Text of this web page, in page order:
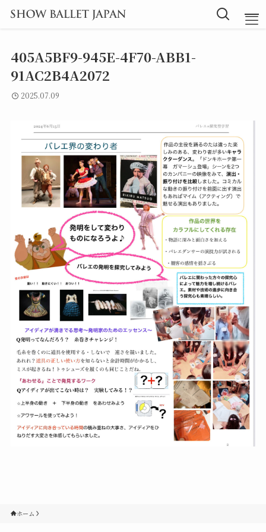
TOP
Instructor
Lesson
探究型バレエ
Contact
Q&A
Gallery
405A5BF9-945E-4F70-ABB1-
91AC2B4A2072
2025.07.09
ホーム